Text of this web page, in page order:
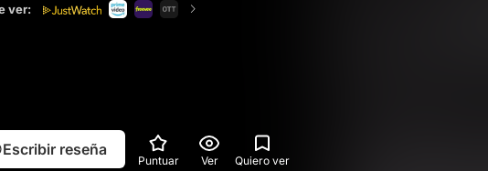
ver:
Escribir reseña
Puntuar Ver Quiero ver